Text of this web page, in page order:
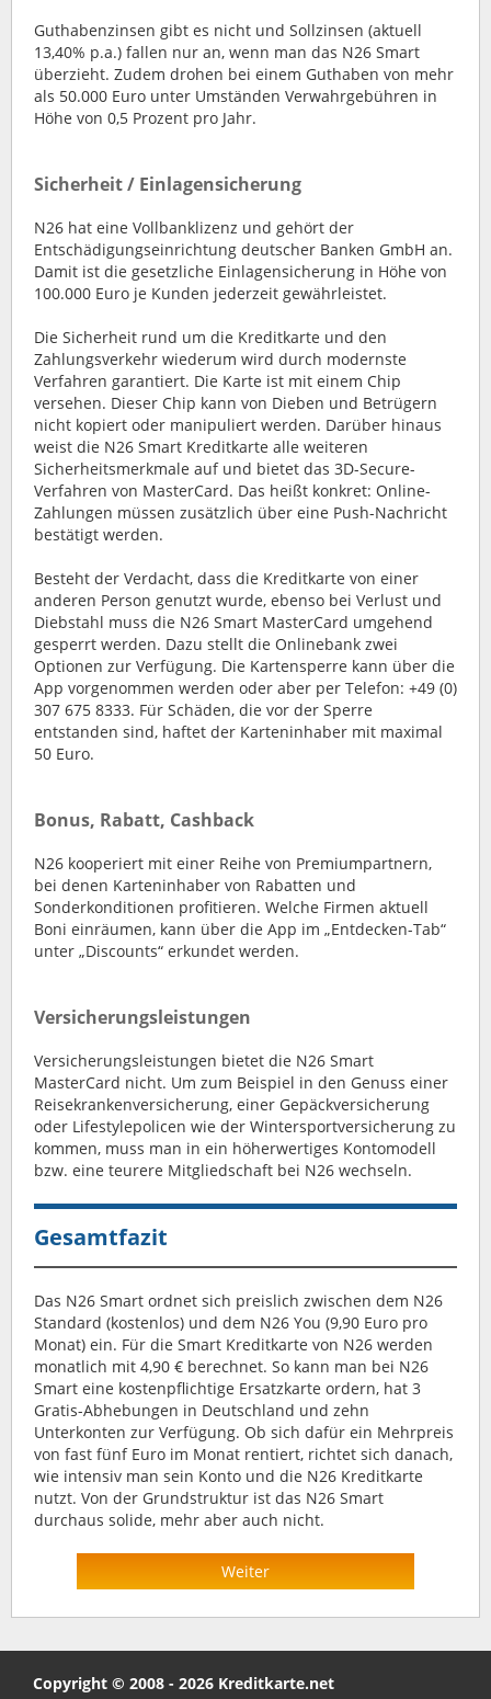
Guthabenzinsen gibt es nicht und Sollzinsen (aktuell
13,40% p.a.) fallen nur an, wenn man das N26 Smart
überzieht. Zudem drohen bei einem Guthaben von mehr
als 50.000 Euro unter Umständen Verwahrgebühren in
Höhe von 0,5 Prozent pro Jahr.
Sicherheit / Einlagensicherung
N26 hat eine Vollbanklizenz und gehört der
Entschädigungseinrichtung deutscher Banken GmbH an.
Damit ist die gesetzliche Einlagensicherung in Höhe von
100.000 Euro je Kunden jederzeit gewährleistet.
Die Sicherheit rund um die Kreditkarte und den
Zahlungsverkehr wiederum wird durch modernste
Verfahren garantiert. Die Karte ist mit einem Chip
versehen. Dieser Chip kann von Dieben und Betrügern
nicht kopiert oder manipuliert werden. Darüber hinaus
weist die N26 Smart Kreditkarte alle weiteren
Sicherheitsmerkmale auf und bietet das 3D-Secure-
Verfahren von MasterCard. Das heißt konkret: Online-
Zahlungen müssen zusätzlich über eine Push-Nachricht
bestätigt werden.
Besteht der Verdacht, dass die Kreditkarte von einer
anderen Person genutzt wurde, ebenso bei Verlust und
Diebstahl muss die N26 Smart MasterCard umgehend
gesperrt werden. Dazu stellt die Onlinebank zwei
Optionen zur Verfügung. Die Kartensperre kann über die
App vorgenommen werden oder aber per Telefon: +49 (0)
307 675 8333. Für Schäden, die vor der Sperre
entstanden sind, haftet der Karteninhaber mit maximal
50 Euro.
Bonus, Rabatt, Cashback
N26 kooperiert mit einer Reihe von Premiumpartnern,
bei denen Karteninhaber von Rabatten und
Sonderkonditionen profitieren. Welche Firmen aktuell
Boni einräumen, kann über die App im „Entdecken-Tab“
unter „Discounts“ erkundet werden.
Versicherungsleistungen
Versicherungsleistungen bietet die N26 Smart
MasterCard nicht. Um zum Beispiel in den Genuss einer
Reisekrankenversicherung, einer Gepäckversicherung
oder Lifestylepolicen wie der Wintersportversicherung zu
kommen, muss man in ein höherwertiges Kontomodell
bzw. eine teurere Mitgliedschaft bei N26 wechseln.
Gesamtfazit
Das N26 Smart ordnet sich preislich zwischen dem N26
Standard (kostenlos) und dem N26 You (9,90 Euro pro
Monat) ein. Für die Smart Kreditkarte von N26 werden
monatlich mit 4,90 € berechnet. So kann man bei N26
Smart eine kostenpflichtige Ersatzkarte ordern, hat 3
Gratis-Abhebungen in Deutschland und zehn
Unterkonten zur Verfügung. Ob sich dafür ein Mehrpreis
von fast fünf Euro im Monat rentiert, richtet sich danach,
wie intensiv man sein Konto und die N26 Kreditkarte
nutzt. Von der Grundstruktur ist das N26 Smart
durchaus solide, mehr aber auch nicht.
Weiter
Copyright © 2008 - 2026 Kreditkarte.net